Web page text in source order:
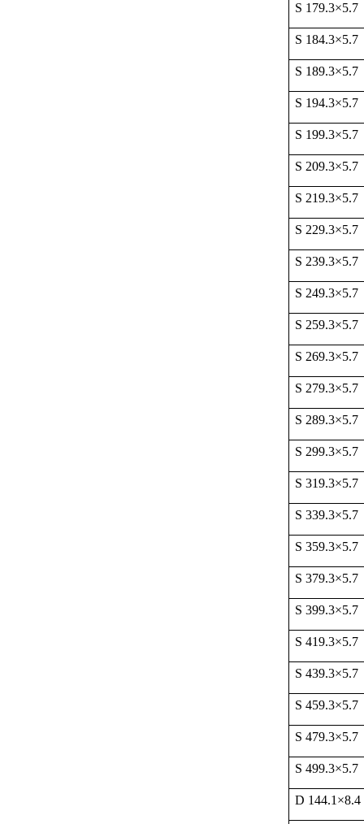
S 179.3×5.7
S 184.3×5.7
S 189.3×5.7
S 194.3×5.7
S 199.3×5.7
S 209.3×5.7
S 219.3×5.7
S 229.3×5.7
S 239.3×5.7
S 249.3×5.7
S 259.3×5.7
S 269.3×5.7
S 279.3×5.7
S 289.3×5.7
S 299.3×5.7
S 319.3×5.7
S 339.3×5.7
S 359.3×5.7
S 379.3×5.7
S 399.3×5.7
S 419.3×5.7
S 439.3×5.7
S 459.3×5.7
S 479.3×5.7
S 499.3×5.7
D 144.1 ×8.4